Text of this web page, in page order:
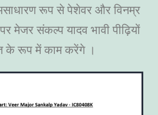
रूप से पेशेवर और विनम्र
मेजर संकल्प यादव भावी पीढ़ियों
के रूप में काम करेंगे ।